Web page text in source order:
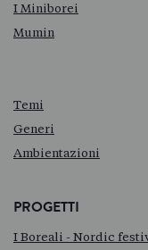
I Miniborei
Mumin
Temi
Generi
Ambientazioni
PROGETTI
I Boreali - Nordic